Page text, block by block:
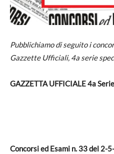
Pubblichiamo di seguito i
Gazzette Ufficiali, 4a serie
GAZZETTA UFFICIALE 4a
Concorsi ed Esami n. 33del 2-